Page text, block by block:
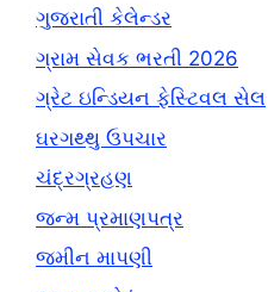
ગુજરાતી કેલેન્ડર
ગ્રામ સેવક ભરતી 2026
ગ્રેટ ઇન્ડિયન ફેસ્ટિવલ સેલ
ઘરગથ્થુ ઉપચાર
ચંદ્રગ્રહણ
જન્મ પ્રમાણપત્ર
જમીન માપણી